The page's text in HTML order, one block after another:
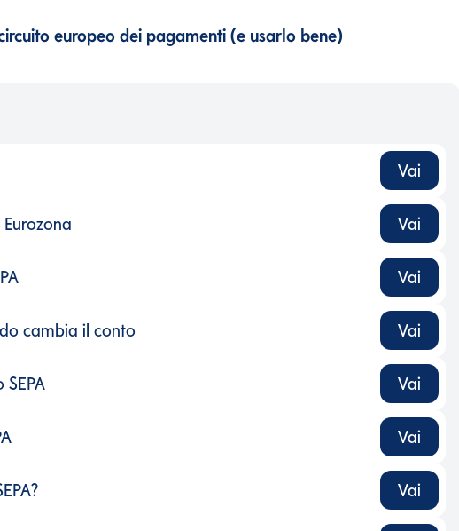
europeo dei pagamenti (e usarlo bene)
Vai
Vai
-
Vai
cambia il conto
cambia il conto Vai
-
Vai
-
Vai
Vai